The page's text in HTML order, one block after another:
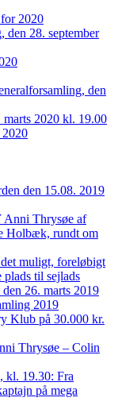
for 2020
den 28. september
den
2020 kl. 19.00
den 15.08. 2019
Anni Thrysøe af
Holbæk, rundt om
muligt, foreløbigt
plads til sejlads
26. marts 2019
2019
Klub på 30.000 kr.
Thrysøe – Colin
kl. 19.30: Fra
på mega